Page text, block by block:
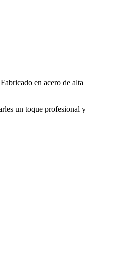
Fabricado en acero de alta
un toque profesional y